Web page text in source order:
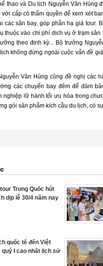
thao và Du lịch Nguyễn Văn Hùng
cấp có thẩm quyền để xem xét
các sân bay, góp phần hạ giá tour.
thuộc vào chi phí dịch vụ ở trạm
theo định kỳ... Bộ trưởng
không đứng ngoài cuộc vấn đề
Văn Hùng cũng đề nghị các
các chuyến bay đêm để đảm
nghiệp lữ hành tối ưu hóa trong
gói sản phẩm kích cầu du lịch, có
Trung Quốc hút
dịp lễ 30/4 năm nay
quốc tế đến Việt
quý I cao nhất lịch sử